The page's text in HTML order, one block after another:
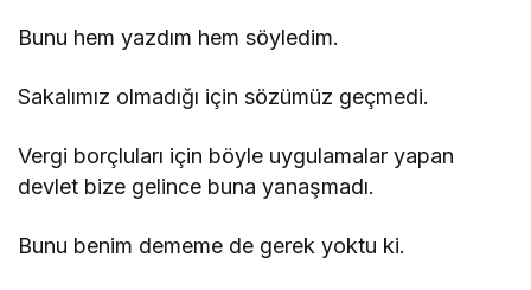
Bunu hem yazdım hem söyledim.
Sakalımız olmadığı için sözümüz geçmedi.
Vergi borçluları için böyle uygulamalar yapan
devlet bize gelince buna yanaşmadı.
Bunu benim dememe de gerek yoktu ki.